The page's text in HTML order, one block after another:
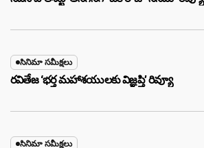
సినిమా సమీక్షలు
రవితేజ ‘భర్త మహాశయులకు విజ్ఞప్తి’ రివ్యూ
సినిమా సమీక్షలు